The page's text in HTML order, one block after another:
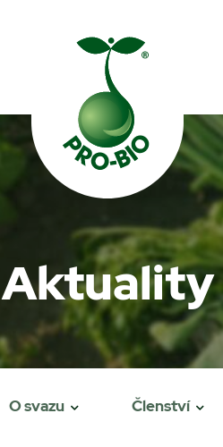
Prohledat PRO-BIO
Aktuality
O svazu Členství